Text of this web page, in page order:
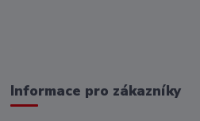
Informace pro zákazníky